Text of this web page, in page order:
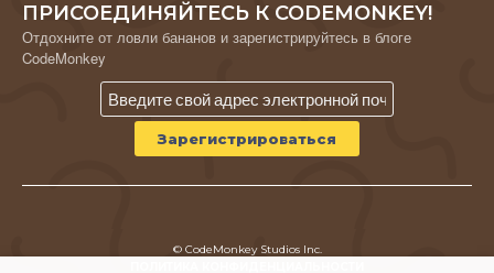
ПРИСОЕДИНЯЙТЕСЬ К CODEMONKEY!
Отдохните от ловли бананов и зарегистрируйтесь в блоге
CodeMonkey
© CodeMonkey Studios Inc.